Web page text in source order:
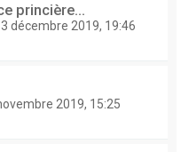
princière...
décembre 2019, 19:46
2019, 15:25